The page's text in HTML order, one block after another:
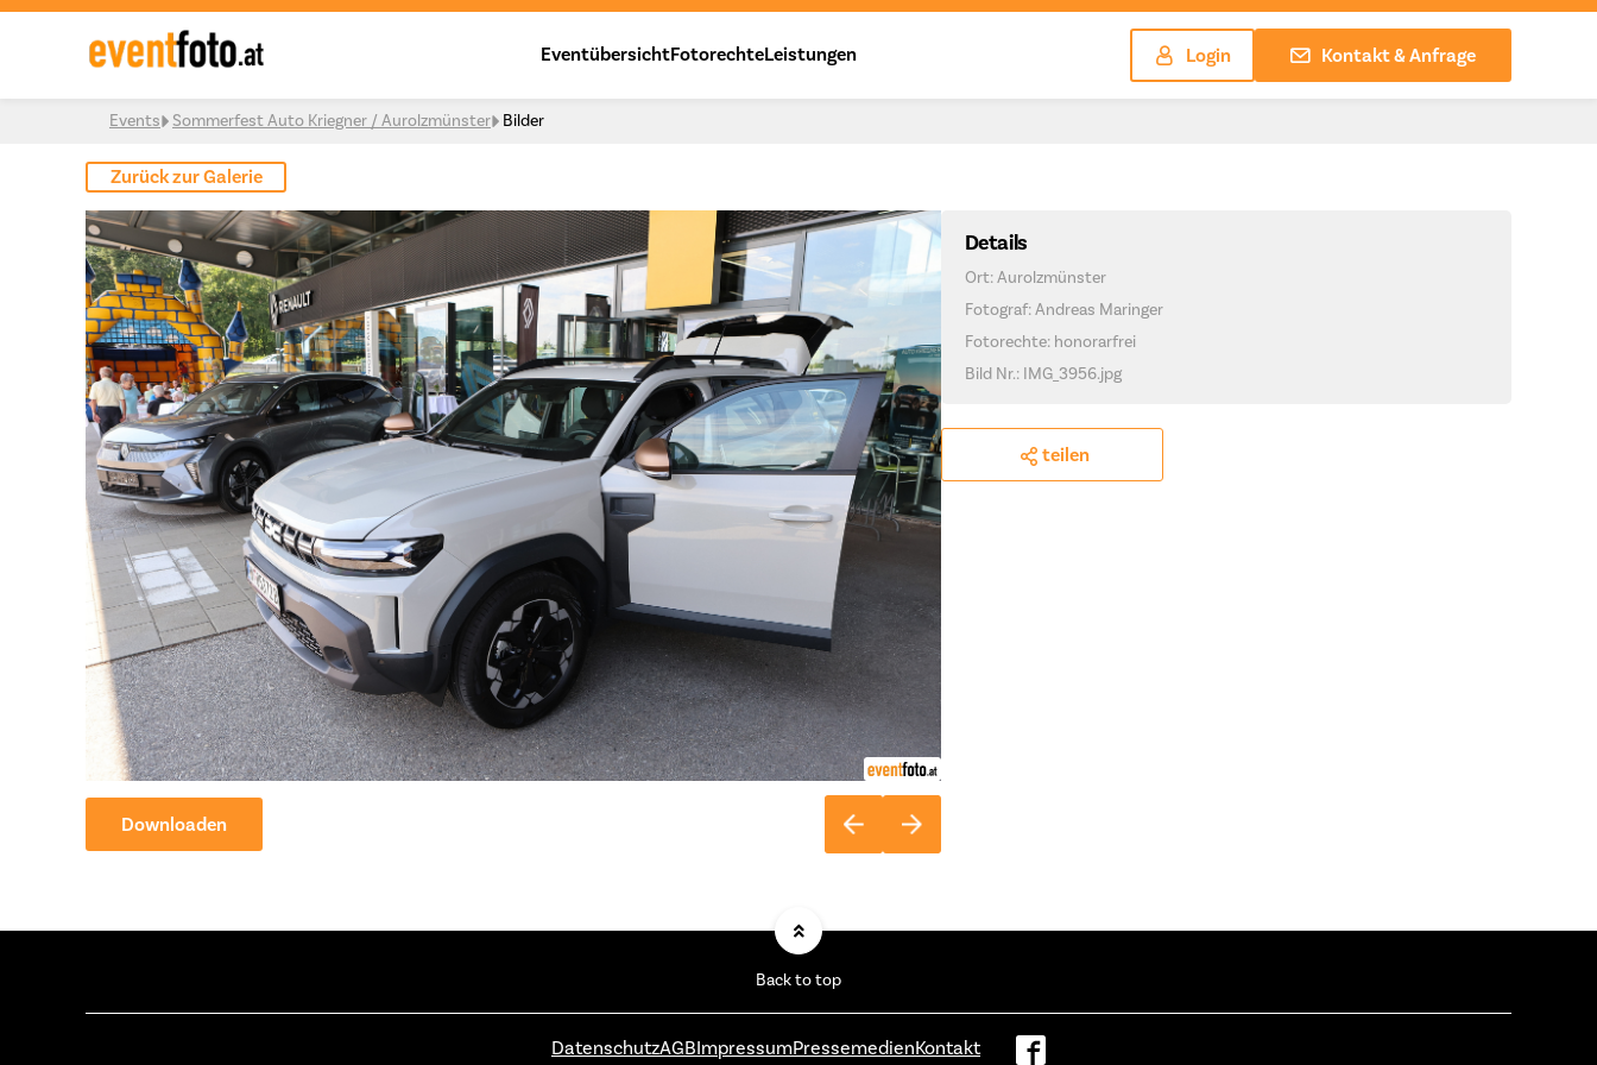
Skip to content
EventübersichtFotorechteLeistungen Login Kontakt & Anfrage
Events Sommerfest Auto Kriegner / Aurolzmünster Bilder
Zurück zur Galerie
Downloaden
Details
Ort: Aurolzmünster
Fotograf: Andreas Maringer
Fotorechte: honorarfrei
Bild Nr.: IMG_3956.jpg
teilen
Back to top
DatenschutzAGBImpressumPressemedienKontakt